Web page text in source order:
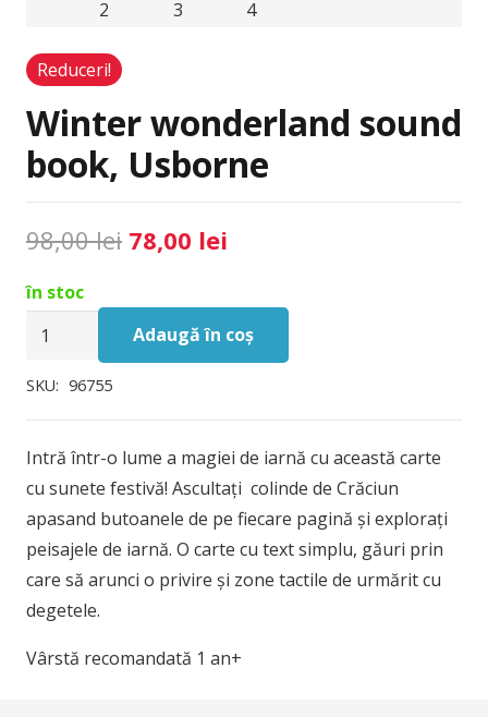
Reduceri!
Winter wonderland sound
book, Usborne
98,00lei Prețul
a
fost:
98,00 lei.
78,00 lei
este:
78,00 lei.
în stoc
Cantitate
wonderland
book,
Usborne
Adaugă în coș
SKU: 96755
Intră într-o lume a magiei de iarnă cu această carte
cu sunete festivă! Ascultați colinde de Crăciun
apasand butoanele de pe fiecare pagină și explorați
peisajele de iarnă. O carte cu text simplu, găuri prin
care să arunci o privire și zone tactile de urmărit cu
degetele.
Vârstă recomandată 1 an+